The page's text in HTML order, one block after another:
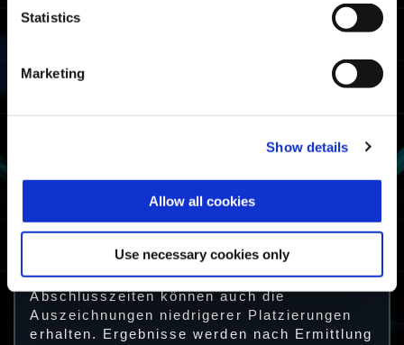
Statistics
Marketing
Show details
Allow all cookies
Use necessary cookies only
Meister
Kämpfer
unter den
Kämpfer
mindestens ein
Mal
abgeschlossen
Spießrutenlauf-
Überlebender
Hinweis: Spieler mit sehr guten
Abschlusszeiten können auch die
Auszeichnungen niedrigerer Platzierungen
erhalten. Ergebnisse werden nach Ermittlung